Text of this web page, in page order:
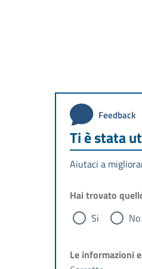
Feedback
Ti è stata
Aiutaci a
Hai trovato
Si
No
Le informazioni